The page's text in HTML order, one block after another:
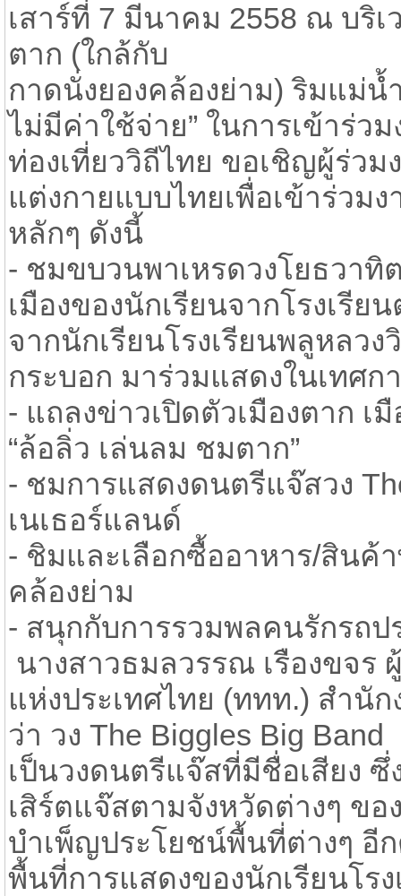
เสาร์ที่ 7 มีนาคม 2558 ณ บริ
ตาก (ใกล้กับ
กาดนั่งยองคล้องย่าม) ริมแม่น้
ไม่มีค่าใช้จ่าย” ในการเข้าร่ว
ท่องเที่ยววิถีไทย ขอเชิญผู้ร่วม
แต่งกายแบบไทยเพื่อเข้าร่วม
หลักๆ ดังนี้
- ชมขบวนพาเหรดวงโยธวา
เมืองของนักเรียนจากโรงเรี
จากนักเรียนโรงเรียนพลูหลว
กระบอก มาร่วมแสดงในเทศ
- แถลงข่าวเปิดตัวเมืองตาก เ
“ล้อลิ่ว เล่นลม ชมตาก”
- ชมการแสดงดนตรีแจ๊สวง
เนเธอร์แลนด์
- ชิมและเลือกซื้ออาหาร/สินค้
คล้องย่าม
- สนุกกับการรวมพลคนรักรถ
นางสาวธมลวรรณ เรืองขจร
แห่งประเทศไทย (ททท.) สำนั
ว่า วง The Biggles Big Band
เป็นวงดนตรีแจ๊สที่มีชื่อเสียง
เสิร์ตแจ๊สตามจังหวัดต่างๆ ขอ
บำเพ็ญประโยชน์พื้นที่ต่างๆ อี
พื้นที่การแสดงของนักเรียนโร